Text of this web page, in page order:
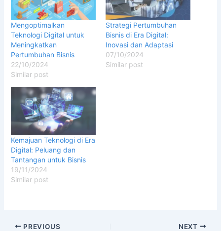
Mengoptimalkan
Teknologi Digital untuk
Meningkatkan
Pertumbuhan Bisnis
22/10/2024
Similar post
Strategi Pertumbuhan
Bisnis di Era Digital:
Inovasi dan Adaptasi
07/10/2024
Similar post
Kemajuan Teknologi di Era
Digital: Peluang dan
Tantangan untuk Bisnis
19/11/2024
Similar post
PREVIOUS NEXT